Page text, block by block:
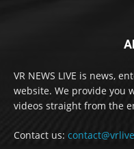
VR NEWS LIVE is news,
website. We provide you
videos straight from the
Contact us: